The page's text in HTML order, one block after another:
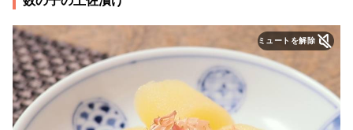
ミュートを解除